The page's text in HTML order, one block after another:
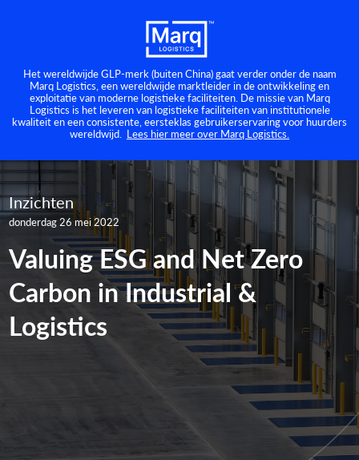
Het wereldwijde GLP-merk (buiten China) gaat verder onder de naam
Marq Logistics, een wereldwijde marktleider in de ontwikkeling en
exploitatie van moderne logistieke faciliteiten. De missie van Marq
Logistics is het leveren van logistieke faciliteiten van institutionele
kwaliteit en een consistente, eersteklas gebruikerservaring voor huurders
wereldwijd. Lees hier meer over Marq Logistics.
Inzichten
donderdag 26 mei 2022
Valuing ESG and Net Zero
Carbon in Industrial &
Logistics